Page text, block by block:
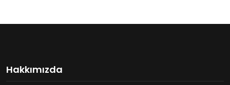
Hakkımızda